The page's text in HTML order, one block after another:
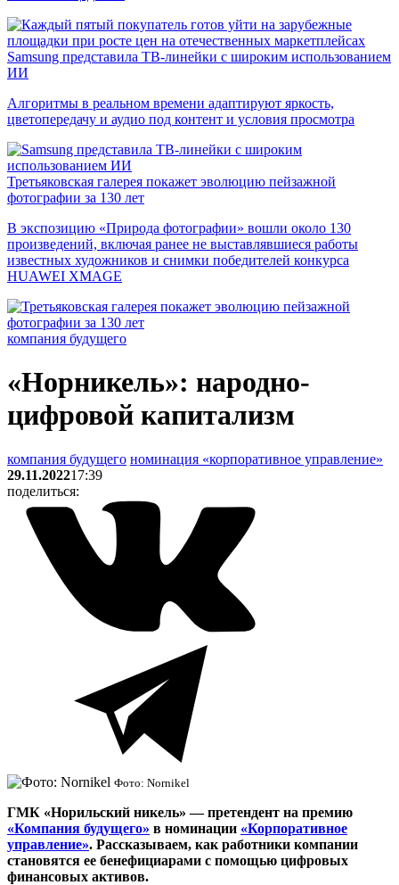
Samsung представила ТВ-линейки с широким использованием
ИИ
Алгоритмы в реальном времени адаптируют яркость,
цветопередачу и аудио под контент и условия просмотра
Третьяковская галерея покажет эволюцию пейзажной
фотографии за 130 лет
В экспозицию «Природа фотографии» вошли около 130
произведений, включая ранее не выставлявшиеся работы
известных художников и снимки победителей конкурса
HUAWEI XMAGE
компания будущего
«Норникель»: народно-
цифровой капитализм
компания будущего номинация «корпоративное управление»
29.11.202217:39
поделиться:
Фото: Nornikel
ГМК «Норильский никель» — претендент на премию
«Компания будущего» в номинации «Корпоративное
управление». Рассказываем, как работники компании
становятся ее бенефициарами с помощью цифровых
финансовых активов.